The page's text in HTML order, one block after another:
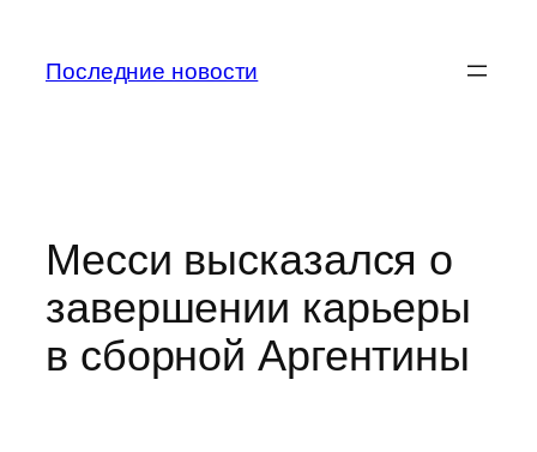
содержимому
Последние новости
Месси высказался о
завершении карьеры
в сборной Аргентины